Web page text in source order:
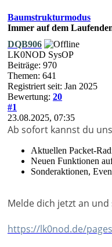
Baumstrukturmodus
Immer auf dem
DQB906
LK0NOD SysOP
Beiträge: 970
Themen: 641
Registriert seit: Jan 2025
Bewertung: 20
#1
23.08.2025, 07:35
Ab sofort kannst du
Aktuellen Packet-
Neuen Funktionen
Sonderaktionen,
Melde dich jetzt an
https://lk0nod.de/